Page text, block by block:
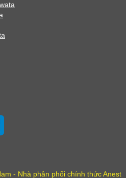
- Nhà phân phối chính thức Anest